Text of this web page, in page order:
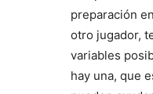
preparación
otro jugador,
variables
hay una, que